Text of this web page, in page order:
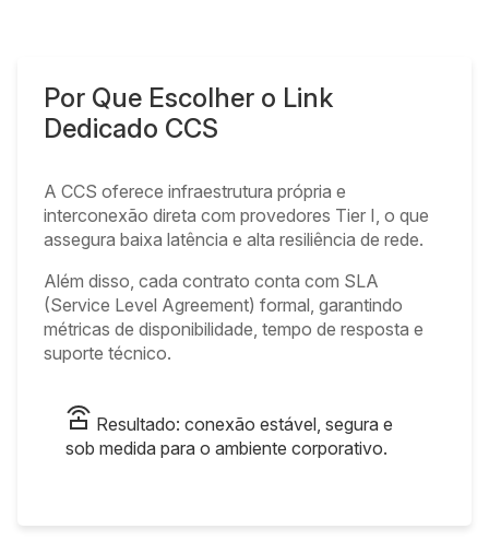
Por Que Escolher o Link
Dedicado CCS
A CCS oferece infraestrutura própria e
interconexão direta com provedores Tier I, o que
assegura baixa latência e alta resiliência de rede.
Além disso, cada contrato conta com SLA
(Service Level Agreement) formal, garantindo
métricas de disponibilidade, tempo de resposta e
suporte técnico.
Resultado: conexão estável, segura e
sob medida para o ambiente corporativo.